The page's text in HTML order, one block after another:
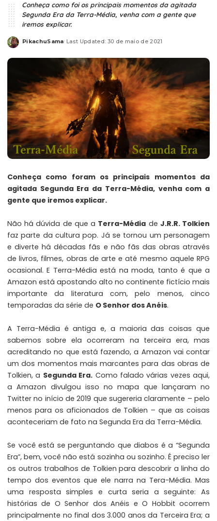
Conheça como foi os principais momentos da agitada
Segunda Era da Terra-Média, venha com a gente que
iremos explicar.
Posted
PikachuSama Last Updated: 30 de maio de 2021
Conheça como foram os principais momentos da
agitada Segunda Era da Terra-Média, venha com a
gente que iremos explicar.
Não há dúvida de que a Terra-Média de J.R.R. Tolkien
faz parte da cultura pop. Já se tornou um personagem
e diverte há décadas fãs e não fãs das obras através
de livros, filmes, obras de arte e até mesmo aquele RPG
ocasional. E Terra-Média está na moda, tanto é que a
Amazon está apostando alto no continente fictício mais
importante da literatura com, pelo menos, cinco
temporadas da série de O Senhor dos Anéis.
A Terra-Média é antiga e, a maioria das coisas que
sabemos sobre ela ocorreram na terceira era, mas
acreditando no que está fazendo, a Amazon vai contar
um dos momentos mais marcantes para das obras de
Tolkien, a Segunda Era. Como falado várias vezes aqui,
a Amazon divulgou isso no mapa que lançaram no
Twitter no início de 2019 que sugereria claramente – pelo
menos para os aficionados de Tolkien – que as coisas
aconteceriam de fato na Segunda Era da Terra-Média.
Se você está se perguntando que diabos é a “Segunda
Era”, bem, você não está sozinha ou sozinho. É preciso ler
os outros trabalhos de Tolkien para descobrir a linha do
tempo dos eventos que ele narra na Tera-Média. Mas
uma resposta simples e curta seria a seguinte: As
histórias de O Senhor dos Anéis e O Hobbit ocorrem
principalmente no final dos 3.000 anos da Terceira Era; a